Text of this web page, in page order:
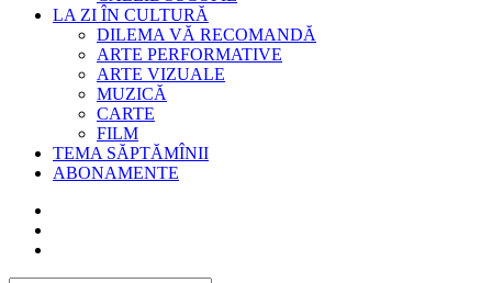
LA ZI ÎN CULTURĂ
DILEMA VĂ RECOMANDĂ
ARTE PERFORMATIVE
ARTE VIZUALE
MUZICĂ
CARTE
FILM
TEMA SĂPTĂMÎNII
ABONAMENTE